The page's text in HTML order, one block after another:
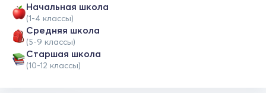
Начальная школа
(1-4 классы)
Средняя школа
(5-9 классы)
Cтаршая школа
(10-12 классы)